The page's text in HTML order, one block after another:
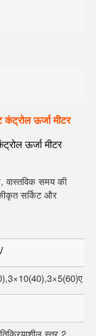
कंट्रोल ऊर्जा मीटर
ऊर्जा मीटर
वास्तविक समय की
सर्किट और